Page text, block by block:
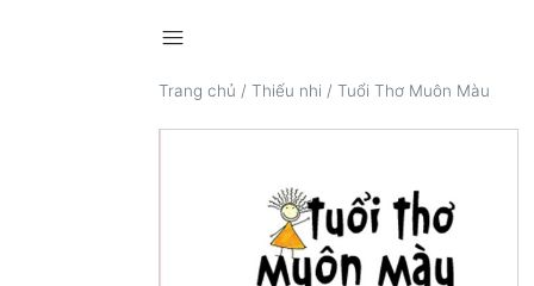
menu
Trang chủ /Thiếu nhi /Tuổi Thơ Muôn Màu